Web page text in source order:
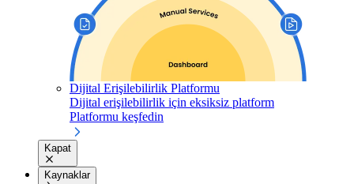
Dijital Erişilebilirlik Platformu
Dijital erişilebilirlik için eksiksiz platform
Platformu keşfedin
Kapat
Kaynaklar